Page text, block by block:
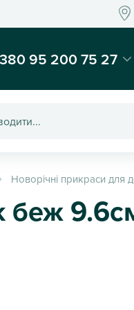
магазин подарунків та
95 200 75 27
Новорічні прикраси для
беж